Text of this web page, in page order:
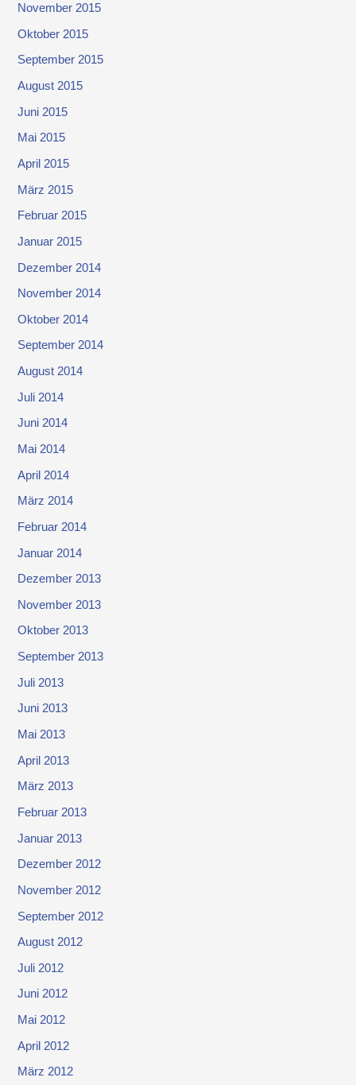
November 2015
Oktober 2015
September 2015
August 2015
Juni 2015
Mai 2015
April 2015
März 2015
Februar 2015
Januar 2015
Dezember 2014
November 2014
Oktober 2014
September 2014
August 2014
Juli 2014
Juni 2014
Mai 2014
April 2014
März 2014
Februar 2014
Januar 2014
Dezember 2013
November 2013
Oktober 2013
September 2013
Juli 2013
Juni 2013
Mai 2013
April 2013
März 2013
Februar 2013
Januar 2013
Dezember 2012
November 2012
September 2012
August 2012
Juli 2012
Juni 2012
Mai 2012
April 2012
März 2012